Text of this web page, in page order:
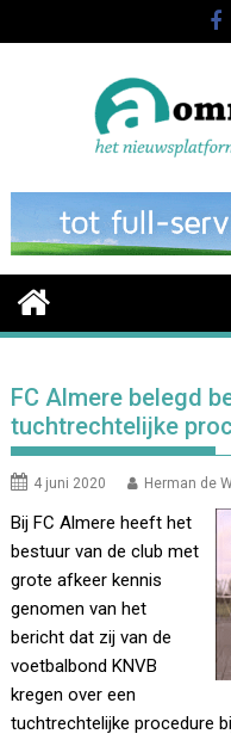
to
FC Almere belegd
tuchtrechtelijke
4 juni 2020 Herman de
Bij FC Almere heeft het
bestuur van de club met
grote afkeer kennis
genomen van het
bericht dat zij van de
voetbalbond KNVB
kregen over een
tuchtrechtelijke procedure